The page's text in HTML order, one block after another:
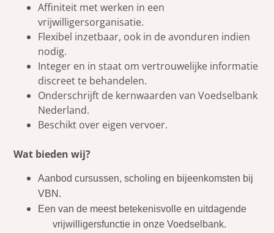
Affiniteit met werken in een
vrijwilligersorganisatie.
Flexibel inzetbaar, ook in de avonduren indien
nodig.
Integer en in staat om vertrouwelijke informatie
discreet te behandelen.
Onderschrijft de kernwaarden van Voedselbank
Nederland.
Beschikt over eigen vervoer.
Wat bieden wij?
Aanbod cursussen, scholing en bijeenkomsten bij
VBN.
Een van de meest betekenisvolle en uitdagende
vrijwilligersfunctie in onze Voedselbank.